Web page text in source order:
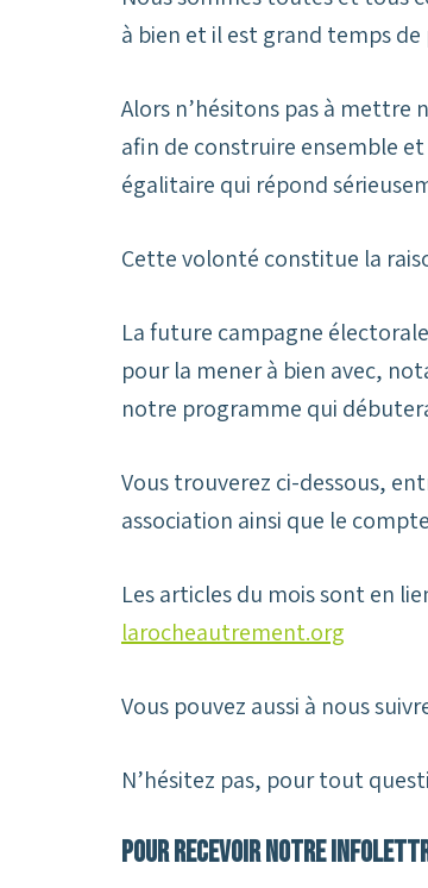
à bien et il est grand temps
Alors n’hésitons pas à mettre
afin de construire ensemble
égalitaire qui répond
Cette volonté constitue la
La future campagne
pour la mener à bien avec,
notre programme qui
Vous trouverez ci-dessous,
association ainsi que le
Les articles du mois sont en
larocheautrement.org
Vous pouvez aussi à nous
N’hésitez pas, pour tout
Pour recevoir notre